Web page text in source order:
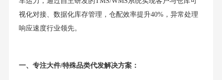
视化对接、数据化库存管理，仓配效率提升40%，异常处理
响应速度行业领先。
一、专注大件/特殊品类代发解决方案：